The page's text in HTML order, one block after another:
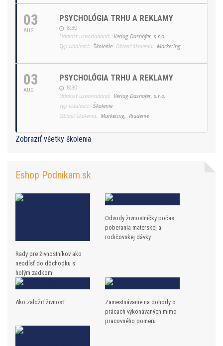
03
AUG
PSYCHOLÓGIA TRHU A REKLAMY
8:30
Udalosť usporiadaná: Verlag Dashöfer, s.r.o.
Typ Udalosti: Školenie Oblasť školenia: Marketing
03
AUG
PSYCHOLÓGIA TRHU A REKLAMY
8:30
Udalosť usporiadaná: Verlag Dashöfer, s.r.o.
Typ Udalosti: Školenie
Oblasť školenia: Marketing, Riadenie
Zobraziť všetky školenia
Eshop Podnikam.sk
Rady pre živnostníkov ako
neodísť do dôchodku s
holým zadkom!
Odvody živnostníčky počas
poberania materskej a
rodičovskej dávky
Ako založiť živnosť
Zamestnávanie na dohody o
prácach vykonávaných mimo
pracovného pomeru